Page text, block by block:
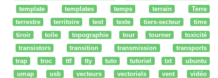
template
templates temps terrain
Terre
terrestre
territoire test texte tiers-secteur
time
tiroir
toile topographie tour tourner
toxicité
transistors
transition transmission
transports
trap
troc ttf tty tuto tutoriel txt
ubuntu
umap
usb vecteurs vectoriels vent
vidéo